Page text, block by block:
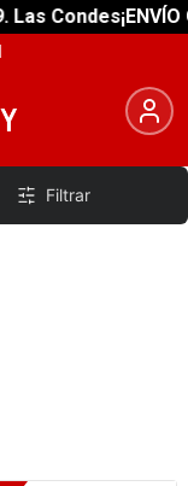
Condes¡ENVÍO
Filtrar